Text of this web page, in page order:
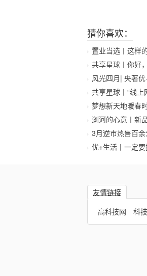
猜你喜欢：
置业当选丨这样
共享星球丨你好
风光四月| 央著
共享星球丨“线
梦想新天地暖春
浏河的心意丨新
3月逆市热售百
优+生活丨一定
友情链接
高科技网
科